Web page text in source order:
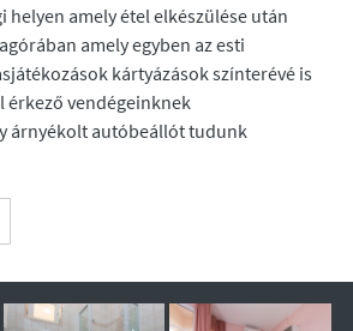
helyen amely étel elkészülése után
amely egyben az esti
kártyázások színterévé is
érkező vendégeinknek
árnyékolt autóbeállót tudunk